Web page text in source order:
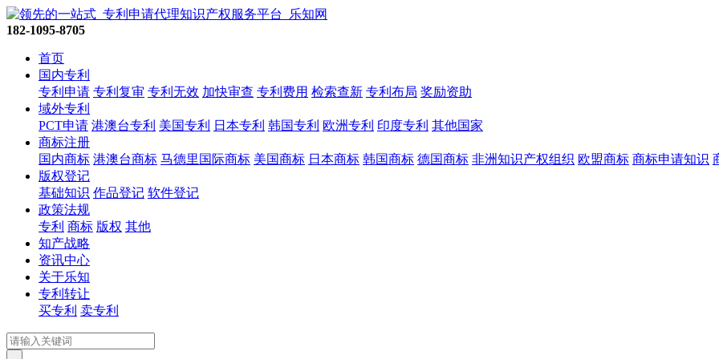
182-1095-8705
首页
国内专利
专利申请 专利复审 专利无效 加快审查 专利费用 检索查新 专利布局 奖励资助
域外专利
PCT申请 港澳台专利 美国专利 日本专利 韩国专利 欧洲专利 印度专利 其他国家
商标注册
国内商标 港澳台商标 马德里国际商标 美国商标 日本商标 韩国商标 德国商标 非洲知识产权组织 欧盟商标 商标申请知识
版权登记
基础知识 作品登记 软件登记
政策法规
专利 商标 版权 其他
知产战略
资讯中心
关于乐知
专利转让
买专利 卖专利